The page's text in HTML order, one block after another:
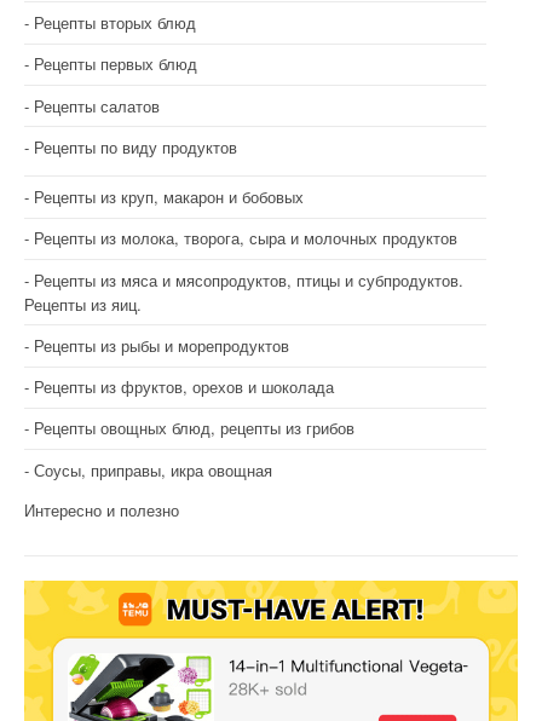
Рецепты вторых блюд
Рецепты первых блюд
Рецепты салатов
Рецепты по виду продуктов
Рецепты из круп, макарон и бобовых
Рецепты из молока, творога, сыра и молочных продуктов
Рецепты из мяса и мясопродуктов, птицы и субпродуктов.
Рецепты из яиц.
Рецепты из рыбы и морепродуктов
Рецепты из фруктов, орехов и шоколада
Рецепты овощных блюд, рецепты из грибов
Соусы, приправы, икра овощная
Интересно и полезно